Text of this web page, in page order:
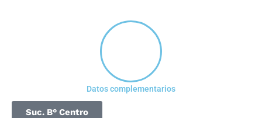
Datos complementarios
Suc. B° Centro